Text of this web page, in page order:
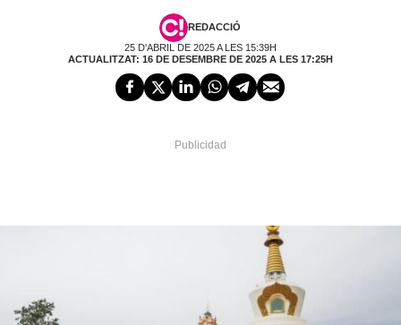
REDACCIÓ
25 D'ABRIL DE 2025 A LES 15:39H
ACTUALITZAT: 16 DE DESEMBRE DE 2025 A LES 17:25H